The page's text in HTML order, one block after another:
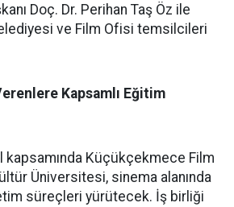
Doç. Dr. Perihan Taş Öz ile
ve Film Ofisi temsilcileri
Kapsamlı Eğitim
kapsamında Küçükçekmece Film
Üniversitesi, sinema alanında
süreçleri yürütecek. İş birliği